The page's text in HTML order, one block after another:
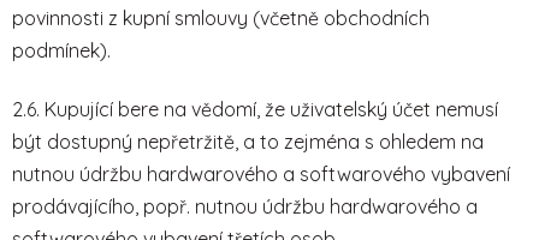
povinnosti z kupní smlouvy (včetně obchodních
podmínek).
2.6. Kupující bere na vědomí, že uživatelský účet nemusí
být dostupný nepřetržitě, a to zejména s ohledem na
nutnou údržbu hardwarového a softwarového vybavení
prodávajícího, popř. nutnou údržbu hardwarového a